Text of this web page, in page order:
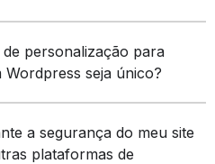
personalização para
seja único?
a segurança do meu site
plataformas de